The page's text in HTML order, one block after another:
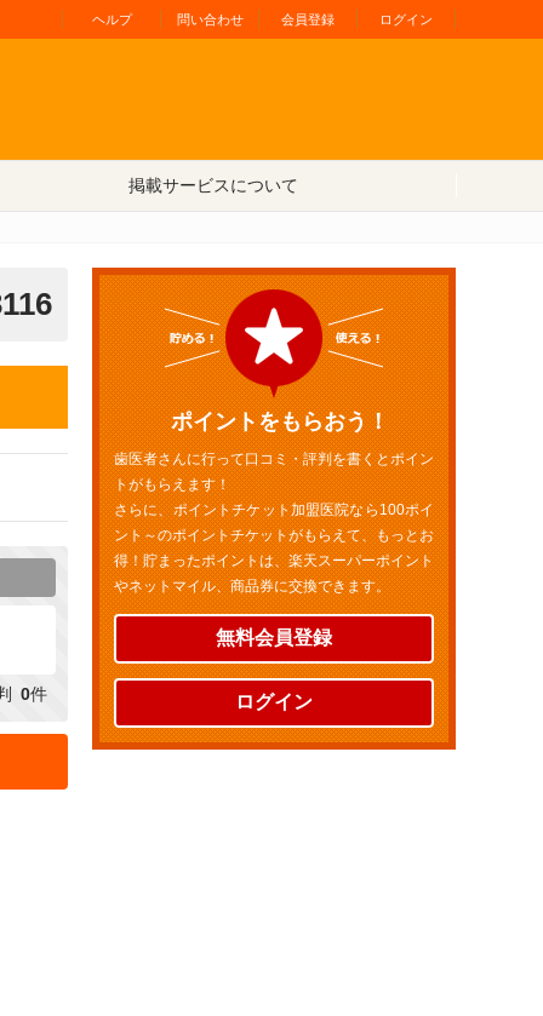
ヘルプ 問い合わせ 会員登録 ログイン
掲載サービスについて
0件
ポイントをもらおう！
歯医者さんに行って口コミ・評判を書くとポイン
トがもらえます！
さらに、ポイントチケット加盟医院なら100ポイ
ント～のポイントチケットがもらえて、もっとお
得！貯まったポイントは、楽天スーパーポイント
やネットマイル、商品券に交換できます。
無料会員登録
ログイン